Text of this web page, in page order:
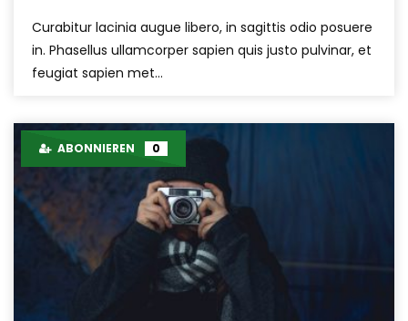
Curabitur lacinia augue libero, in sagittis odio posuere
in. Phasellus ullamcorper sapien quis justo pulvinar, et
feugiat sapien met...
ABONNIEREN 0